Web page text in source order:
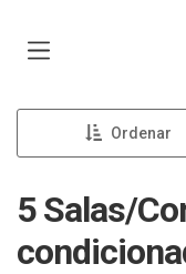
Ordenar
5 Salas/